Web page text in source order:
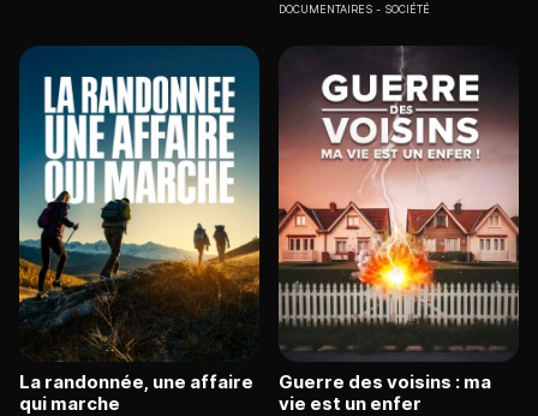
DOCUMENTAIRES SOCIÉTÉ
La randonnée, une affaire
qui marche
Guerre des voisins : ma
vie est un enfer